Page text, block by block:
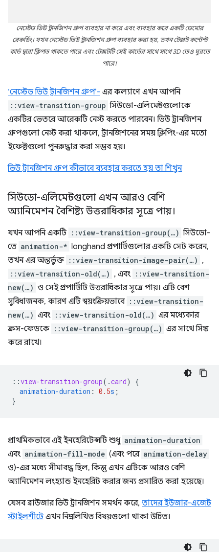
নেস্টেড ভিউ ট্রানজিশন গ্রুপ ব্যবহার না করে এবং ব্যবহার করে একটি ডেমোর
রেকর্ডিং। যখন নেস্টেড ভিউ ট্রানজিশন গ্রুপ ব্যবহার করা হয়, তখন টেক্সট কন্টেন্ট
কার্ড দ্বারা ক্লিপড থাকতে পারে এবং টেক্সটটি সেই কার্ডের সাথে সাথে 3D তেও ঘুরতে
পারে।
‘নেস্টেড ভিউ ট্রানজিশন গ্রুপ’- এর কল্যাণে এখন আপনি
::view-transition-group সিউডো-এলিমেন্টগুলোকে
একটির ভেতরে আরেকটি নেস্ট করতে পারবেন। ভিউ ট্রানজিশন
গ্রুপগুলো নেস্ট করা থাকলে, ট্রানজিশনের সময় ক্লিপিং-এর মতো
ইফেক্টগুলো পুনরুদ্ধার করা সম্ভব হয়।
ভিউ ট্রানজিশন গ্রুপ কীভাবে ব্যবহার করতে হয় তা শিখুন
সিউডো-এলিমেন্টগুলো এখন আরও বেশি
অ্যানিমেশন বৈশিষ্ট্য উত্তরাধিকার সূত্রে পায়।
যখন আপনি একটি ::view-transition-group(…) সিউডো-
তে animation-* longhand প্রপার্টিগুলোর একটি সেট করেন,
তখন এর অন্তর্ভুক্ত ::view-transition-image-pair(…) ,
::view-transition-old(…) , এবং ::view-transition-
new(…) ও সেই প্রপার্টিটি উত্তরাধিকার সূত্রে পায়। এটি বেশ
সুবিধাজনক, কারণ এটি স্বয়ংক্রিয়ভাবে ::view-transition-
new(…) এবং ::view-transition-old(…) এর মধ্যেকার
ক্রস-ফেডকে ::view-transition-group(…) এর সাথে সিঙ্ক
করে রাখে।
::view-transition-group( .card)
{
animation-duration : 0.5s ;
}
প্রাথমিকভাবে এই ইনহেরিটেন্সটি শুধু animation-duration
এবং animation-fill-mode (এবং পরে animation-delay
ও)-এর মধ্যে সীমাবদ্ধ ছিল, কিন্তু এখন এটিকে আরও বেশি
অ্যানিমেশন লংহ্যান্ড ইনহেরিট করার জন্য প্রসারিত করা হয়েছে।
যেসব ব্রাউজার ভিউ ট্রানজিশন সমর্থন করে, তাদের ইউজার-এজেন্ট
স্টাইলশীটেএখন নিম্নলিখিত বিষয়গুলো থাকা উচিত।